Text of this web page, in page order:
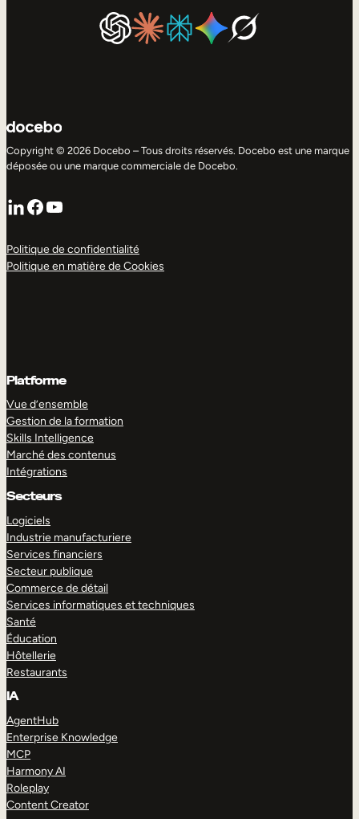
Copyright © 2026 Docebo – Tous droits réservés. Docebo est une marque
déposée ou une marque commerciale de Docebo.
LinkedIn
Facebook
YouTube
Politique de confidentialité
Politique en matière de Cookies
Platforme
Vue d’ensemble
Gestion de la formation
Skills Intelligence
Marché des contenus
Intégrations
Secteurs
Logiciels
Industrie manufacturiere
Services financiers
Secteur publique
Commerce de détail
Services informatiques et techniques
Santé
Éducation
Hôtellerie
Restaurants
IA
AgentHub
Enterprise Knowledge
MCP
Harmony AI
Roleplay
Content Creator